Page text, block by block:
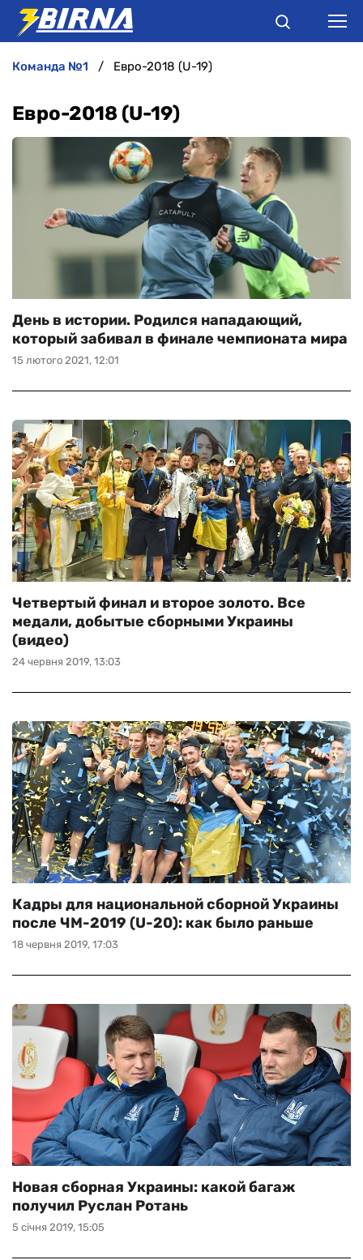
АНАЛІТИКА
ІНТЕРВ'Ю
РІЗНЕ
БУКМЕКЕРИ
команда №1 Евро-2018 (U-19)
Евро-2018 (U-19)
15 лютого 2021, 12:01
День в истории. Родился нападающий,
который забивал в финале чемпионата мира
24 червня 2019, 13:03
Четвертый финал и второе золото. Все
медали, добытые сборными Украины
(видео)
18 червня 2019, 17:03
Кадры для национальной сборной Украины
после ЧМ-2019 (U-20): как было раньше
5 січня 2019, 15:05
Новая сборная Украины: какой багаж
получил Руслан Ротань